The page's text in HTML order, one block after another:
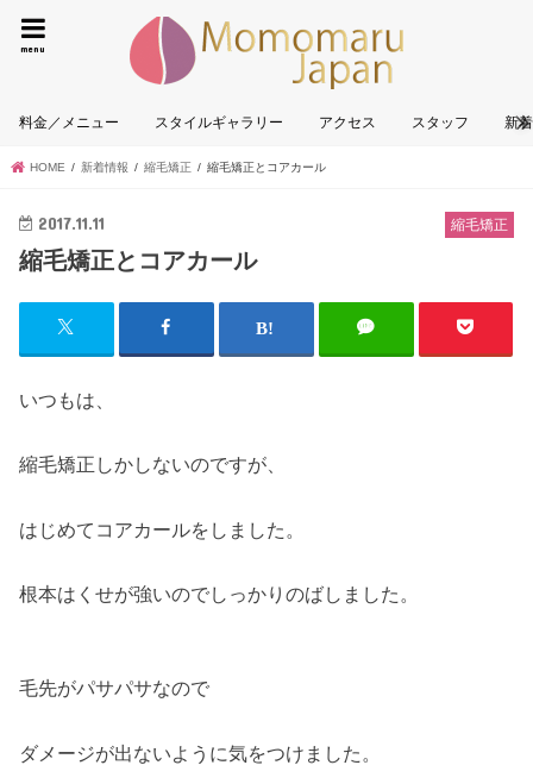
墨田区
menu
料金／メニュー スタイルギャラリー アクセス スタッフ 新
HOME 新着情報 縮毛矯正 縮毛矯正とコアカール
縮毛矯正
2017.11.11
縮毛矯正とコアカール
いつもは、
縮毛矯正しかしないのですが、
はじめてコアカールをしました。
根本はくせが強いのでしっかりのばしました。
毛先がパサパサなので
ダメージが出ないように気をつけました。